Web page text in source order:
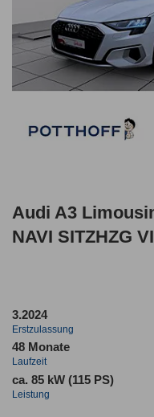
Audi A3
NAVI SITZHZG
3.2024
Erstzulassung
48 Monate
Laufzeit
ca. 85 kW (115 PS)
Leistung